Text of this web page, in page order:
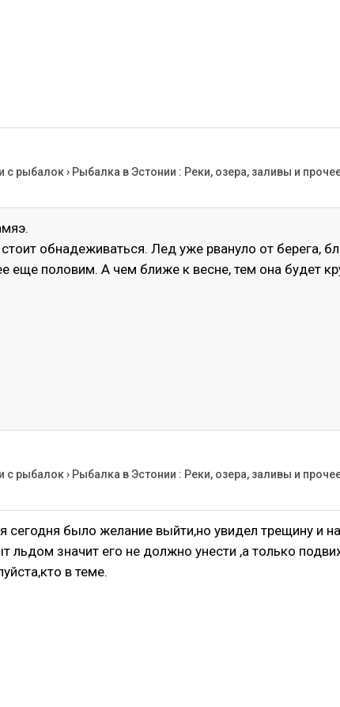
с рыбалок› Рыбалка в Эстонии : Реки, озера, заливы и
обнадеживаться. Лед уже рвануло от берега,
еще половим. А чем ближе к весне, тем она будет
с рыбалок› Рыбалка в Эстонии : Реки, озера, заливы и
сегодня было желание выйти,но увидел трещину и
льдом значит его не должно унести ,а только
в теме.